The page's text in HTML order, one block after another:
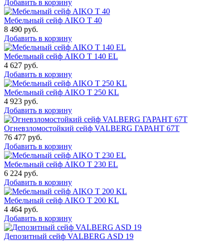
Добавить в корзину
Мебельный сейф AIKO Т 40
8 490 руб.
Добавить в корзину
Мебельный сейф AIKO T 140 EL
4 627 руб.
Добавить в корзину
Мебельный сейф AIKO T 250 KL
4 923 руб.
Добавить в корзину
Огневзломостойкий сейф VALBERG ГАРАНТ 67T
76 477 руб.
Добавить в корзину
Мебельный сейф AIKO T 230 EL
6 224 руб.
Добавить в корзину
Мебельный сейф AIKO T 200 KL
4 464 руб.
Добавить в корзину
Депозитный сейф VALBERG ASD 19